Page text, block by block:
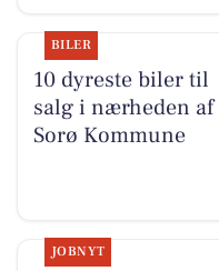
BILER
10 dyreste biler til
salg i nærheden af
Sorø Kommune
JOBNYT